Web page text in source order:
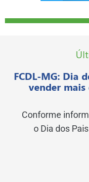
FCDL-MG: Dia
vender
Conforme
o Dia dos